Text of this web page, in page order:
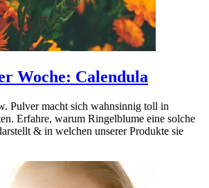
Woche: Calendula
Pulver macht sich wahnsinnig toll in
Erfahre, warum Ringelblume eine solche
& in welchen unserer Produkte sie